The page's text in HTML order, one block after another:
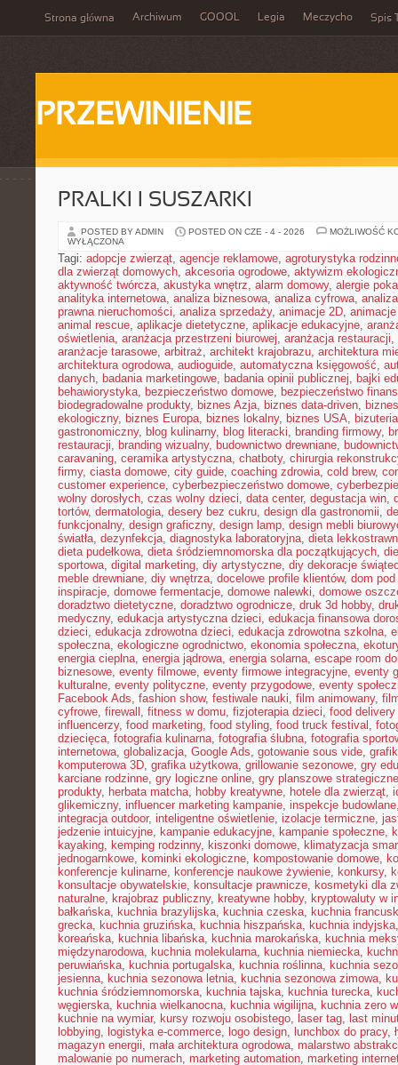
Strona główna Archiwum GOOOL Legia Meczycho Spis
PRZEWINIENIE
PRALKI I SUSZARKI
POSTED BY ADMIN POSTED ON CZE - 4 - 2026
MOŻLIWOŚĆ
WYŁĄCZONA
Tagi: adopcje zwierząt, agencje reklamowe, agroturystyka
dla zwierząt domowych, akcesoria ogrodowe, aktywizm
aktywność twórcza, akustyka wnętrz, alarm domowy, alergie
analityka internetowa, analiza biznesowa, analiza cyfrowa,
prawna nieruchomości, analiza sprzedaży, animacje 2D,
animal rescue, aplikacje dietetyczne, aplikacje edukacyjne,
oświetlenia, aranżacja przestrzeni biurowej, aranżacja restauracji,
aranżacje tarasowe, arbitraż, architekt krajobrazu, architektura
architektura ogrodowa, audioguide, automatyczna księgowość,
danych, badania marketingowe, badania opinii publicznej, bajki
behawiorystyka, bezpieczeństwo domowe, bezpieczeństwo
biodegradowalne produkty, biznes Azja, biznes data-driven,
ekologiczny, biznes Europa, biznes lokalny, biznes USA,
gastronomiczny, blog kulinarny, blog literacki, branding firmowy,
restauracji, branding wizualny, budownictwo drewniane,
caravaning, ceramika artystyczna, chatboty, chirurgia
firmy, ciasta domowe, city guide, coaching zdrowia, cold brew,
customer experience, cyberbezpieczeństwo domowe,
wolny dorosłych, czas wolny dzieci, data center, degustacja win,
tortów, dermatologia, desery bez cukru, design dla gastronomii,
funkcjonalny, design graficzny, design lamp, design mebli
światła, dezynfekcja, diagnostyka laboratoryjna, dieta
dieta pudełkowa, dieta śródziemnomorska dla początkujących,
sportowa, digital marketing, diy artystyczne, diy dekoracje
meble drewniane, diy wnętrza, docelowe profile klientów, dom
inspiracje, domowe fermentacje, domowe nalewki, domowe
doradztwo dietetyczne, doradztwo ogrodnicze, druk 3d hobby,
medyczny, edukacja artystyczna dzieci, edukacja finansowa
dzieci, edukacja zdrowotna dzieci, edukacja zdrowotna szkolna,
społeczna, ekologiczne ogrodnictwo, ekonomia społeczna,
energia cieplna, energia jądrowa, energia solarna, escape room
biznesowe, eventy filmowe, eventy firmowe integracyjne, eventy
kulturalne, eventy polityczne, eventy przygodowe, eventy
Facebook Ads, fashion show, festiwale nauki, film animowany,
cyfrowe, firewall , fitness w domu, fizjoterapia dzieci, food delivery
influencerzy, food marketing, food styling, food truck festival ,
dziecięca, fotografia kulinarna, fotografia ślubna, fotografia
internetowa, globalizacja, Google Ads, gotowanie sous vide,
komputerowa 3D, grafika użytkowa, grillowanie sezonowe, gry
karciane rodzinne, gry logiczne online, gry planszowe strategiczne
produkty, herbata matcha, hobby kreatywne, hotele dla zwierząt,
glikemiczny, influencer marketing kampanie, inspekcje budowlane
integracja outdoor, inteligentne oświetlenie, izolacje termiczne,
jedzenie intuicyjne, kampanie edukacyjne, kampanie społeczne,
kayaking, kemping rodzinny, kiszonki domowe, klimatyzacja
jednogarnkowe, kominki ekologiczne, kompostowanie domowe,
konferencje kulinarne, konferencje naukowe żywienie, konkursy,
konsultacje obywatelskie, konsultacje prawnicze, kosmetyki dla
naturalne, krajobraz publiczny, kreatywne hobby, kryptowaluty w
bałkańska, kuchnia brazylijska, kuchnia czeska, kuchnia
grecka, kuchnia gruzińska, kuchnia hiszpańska, kuchnia indyjska
koreańska, kuchnia libańska, kuchnia marokańska, kuchnia
międzynarodowa, kuchnia molekularna, kuchnia niemiecka,
peruwiańska, kuchnia portugalska, kuchnia roślinna, kuchnia
jesienna, kuchnia sezonowa letnia, kuchnia sezonowa zimowa,
kuchnia śródziemnomorska, kuchnia tajska, kuchnia turecka,
węgierska, kuchnia wielkanocna, kuchnia wigilijna, kuchnia zero
kuchnie na wymiar, kursy rozwoju osobistego, laser tag, last
lobbying, logistyka e-commerce, logo design, lunchbox do pracy,
magazyn energii, mała architektura ogrodowa, malarstwo
malowanie po numerach, marketing automation, marketing